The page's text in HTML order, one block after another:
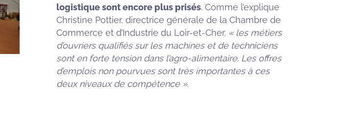
logistique sont encore plus prisés. Comme l’explique
Christine Pottier, directrice générale de la Chambre de
Commerce et d’Industrie du Loir-et-Cher, « les métiers
d’ouvriers qualifiés sur les machines et de techniciens
sont en forte tension dans l’agro-alimentaire. Les offres
d’emplois non pourvues sont très importantes à ces
deux niveaux de compétence ».